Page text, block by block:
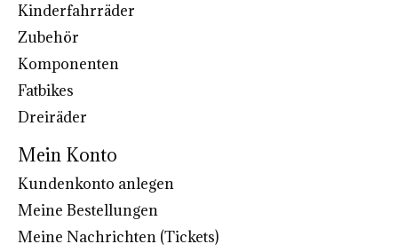
Kinderfahrräder
Zubehör
Komponenten
Fatbikes
Dreiräder
Mein Konto
Kundenkonto anlegen
Meine Bestellungen
Meine Nachrichten (Tickets)